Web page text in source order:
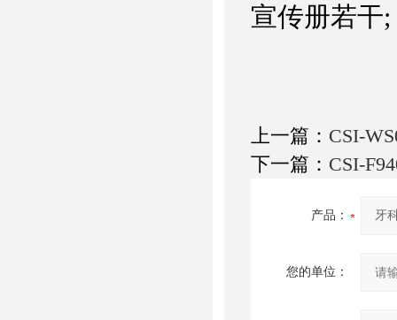
宣传册若干;
上一篇： CSI-
下一篇： CSI-
产品：
您的单位：